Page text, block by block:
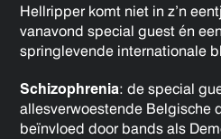
Hellripper komt niet in z’n
vanavond special guest én
springlevende internationale
Schizophrenia: de special
allesverwoestende Belgische
beïnvloed door bands als